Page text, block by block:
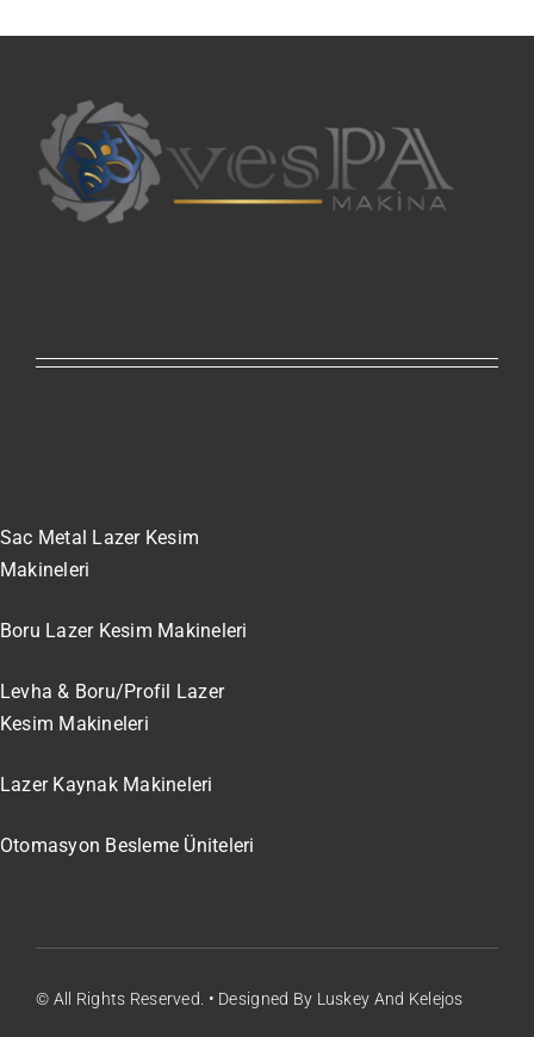
Sac Metal Lazer Kesim
Makineleri
Boru Lazer Kesim Makineleri
Levha & Boru/Profil Lazer
Kesim Makineleri
Lazer Kaynak Makineleri
Otomasyon Besleme Üniteleri
© All Rights Reserved. • Designed By Luskey And Kelejos